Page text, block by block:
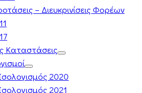
– Διευκρινίσεις Φορέων
Καταστάσεις
2020
2021